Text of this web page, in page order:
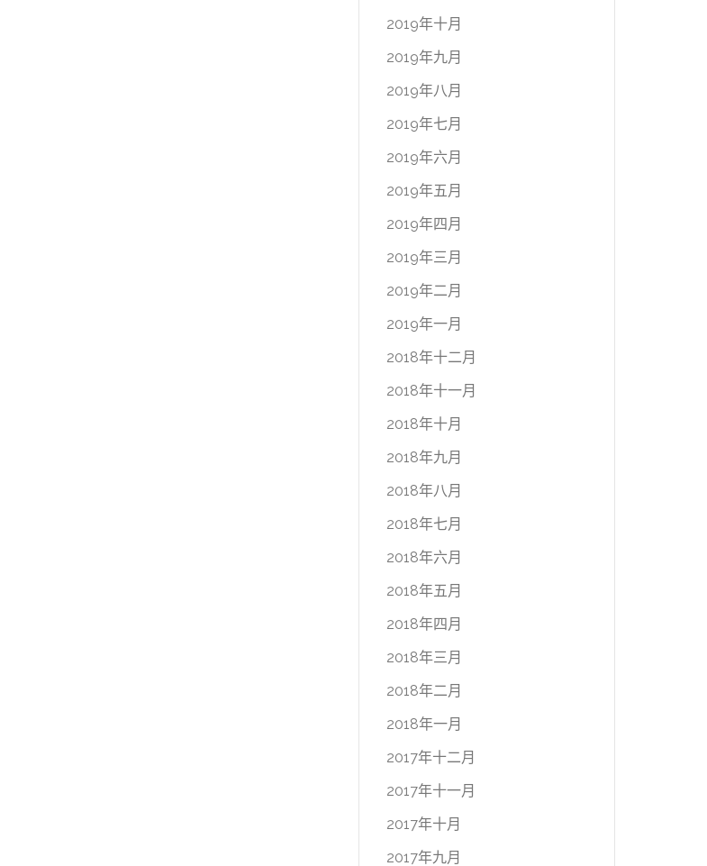
2019年十月
2019年九月
2019年八月
2019年七月
2019年六月
2019年五月
2019年四月
2019年三月
2019年二月
2019年一月
2018年十二月
2018年十一月
2018年十月
2018年九月
2018年八月
2018年七月
2018年六月
2018年五月
2018年四月
2018年三月
2018年二月
2018年一月
2017年十二月
2017年十一月
2017年十月
2017年九月